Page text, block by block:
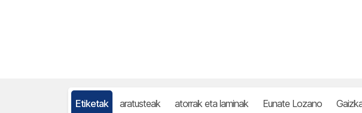
Etiketak aratusteak atorrak eta laminak Eunate Lozano